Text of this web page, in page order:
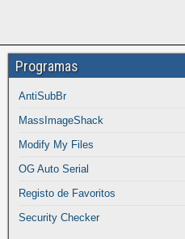
Programas
AntiSubBr
MassImageShack
Modify My Files
OG Auto Serial
Registo de Favoritos
Security Checker